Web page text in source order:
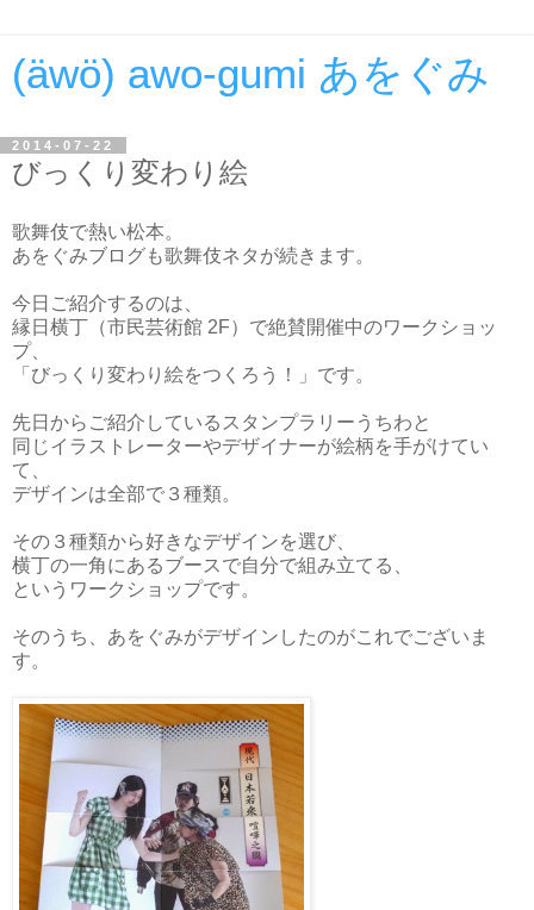
(äwö) awo-gumi あをぐみ
2014-07-22
びっくり変わり絵
歌舞伎で熱い松本。
あをぐみブログも歌舞伎ネタが続きます。
今日ご紹介するのは、
縁日横丁（市民芸術館 2F）で絶賛開催中のワークショッ
プ、
「びっくり変わり絵をつくろう！」です。
先日からご紹介しているスタンプラリーうちわと
同じイラストレーターやデザイナーが絵柄を手がけてい
て、
デザインは全部で３種類。
その３種類から好きなデザインを選び、
横丁の一角にあるブースで自分で組み立てる、
というワークショップです。
そのうち、あをぐみがデザインしたのがこれでございま
す。